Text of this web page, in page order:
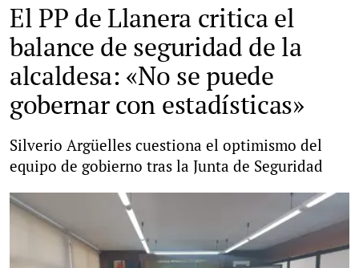
El PP de Llanera critica el
balance de seguridad de la
alcaldesa: «No se puede
gobernar con estadísticas»
Silverio Argüelles cuestiona el optimismo del
equipo de gobierno tras la Junta de Seguridad